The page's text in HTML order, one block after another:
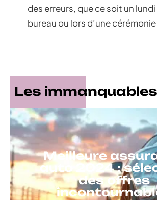
des erreurs, que ce soit un
bureau ou lors d’une
Les immanquables
Meilleure
auto 2024 :
des offres